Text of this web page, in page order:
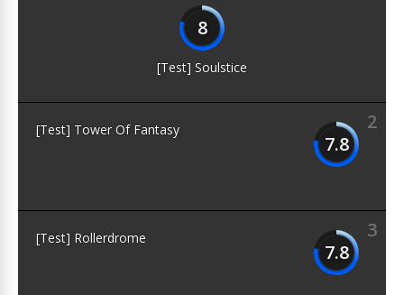
8
[Test] Soulstice
2
7.8
[Test] Tower Of Fantasy
3
7.8
[Test] Rollerdrome